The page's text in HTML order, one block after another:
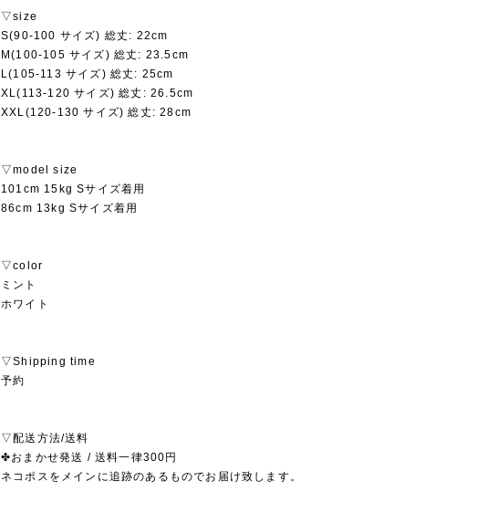
▽size
S(90-100 サイズ) 総丈: 22cm
M(100-105 サイズ) 総丈: 23.5cm
L(105-113 サイズ) 総丈: 25cm
XL(113-120 サイズ) 総丈: 26.5cm
XXL(120-130 サイズ) 総丈: 28cm
▽model size
101cm 15kg Sサイズ着用
86cm 13kg Sサイズ着用
▽color
ミント
ホワイト
▽Shipping time
予約
▽配送方法/送料
✤おまかせ発送 / 送料一律300円
ネコポスをメインに追跡のあるものでお届け致します。